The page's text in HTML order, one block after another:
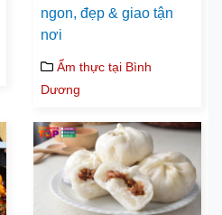
ngon, đẹp & giao tận
nơi
Ẩm thực tại Bình
Dương